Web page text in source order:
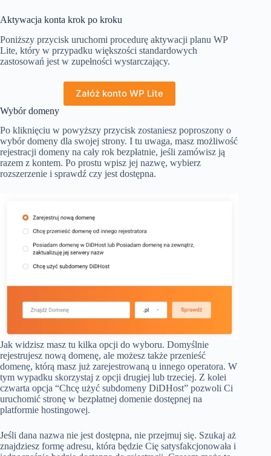
Aktywacja konta krok po kroku
Poniższy przycisk uruchomi procedurę aktywacji planu WP
Lite, który w przypadku większości standardowych
zastosowań jest w zupełności wystarczający.
Załóż konto WP Lite
Wybór domeny
Po kliknięciu w powyższy przycisk zostaniesz poproszony o
wybór domeny dla swojej strony. I tu uwaga, masz możliwość
rejestracji domeny na cały rok bezpłatnie, jeśli zamówisz ją
razem z kontem. Po prostu wpisz jej nazwę, wybierz
rozszerzenie i sprawdź czy jest dostępna.
Jak widzisz masz tu kilka opcji do wyboru. Domyślnie
rejestrujesz nową domenę, ale możesz także przenieść
domenę, którą masz już zarejestrowaną u innego operatora. W
tym wypadku skorzystaj z opcji drugiej lub trzeciej. Z kolei
czwarta opcja “Chcę użyć subdomeny DiDHost” pozwoli Ci
uruchomić stronę w bezpłatnej domenie dostępnej na
platformie hostingowej.
Jeśli dana nazwa nie jest dostępna, nie przejmuj się. Szukaj aż
znajdziesz formę adresu, która będzie Cię satysfakcjonowała i